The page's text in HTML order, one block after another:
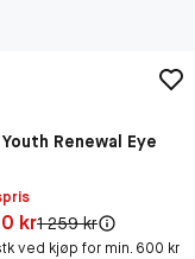
Renewal Eye
kr
krOriginal pris:
1 259 kr
ved kjøp for min. 600 kr